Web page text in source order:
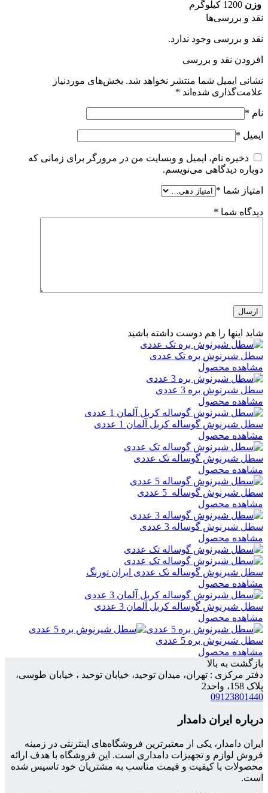
وزن 1200 کیلوگرم
نقد و بررسی‌ها
نقد و بررسی وجود ندارد.
افزودن نقد و بررسی
نشانی ایمیل شما منتشر نخواهد شد. بخش‌های موردنیاز
علامت‌گذاری شده‌اند *
نام *
ایمیل *
ذخیره نام، ایمیل و وبسایت من در مرورگر برای زمانی که
دوباره دیدگاهی می‌نویسم.
امتیاز شما *
دیدگاه شما *
شاید اینها را هم دوست داشته باشید
سطل شیرنوش بره تک عددی
مشاهده محصول
سطل شیرنوش بره 3 عددی
مشاهده محصول
سطل شیرنوش گوساله کربل آلمان 1 عددی
مشاهده محصول
سطل شیرنوش گوساله تک عددی
مشاهده محصول
سطل شیرنوش گوساله 5 عددی
مشاهده محصول
سطل شیرنوش گوساله 3 عددی
مشاهده محصول
سطل شیرنوش گوساله تک عددی ایران تورنگ
مشاهده محصول
سطل شیرنوش گوساله کربل آلمان 3 عددی
مشاهده محصول
سطل شیرنوش بره 5 عددی
مشاهده محصول
بازگشت به بالا
دفتر مرکزی : تهران، میدان توحید، خیابان توحید ، خیابان طوسی،
پلاک 158، واحد2
09123801440
درباره ایران دامدار
ایران دامدار، یکی از معتبرترین فروشگاه‌های اینترنتی در زمینه
فروش لوازم و تجهیزات دامداری است. این فروشگاه با هدف ارائه
محصولات با کیفیت و قیمت مناسب به مشتریان خود تاسیس شده
است.